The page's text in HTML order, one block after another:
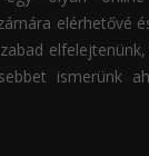
elérhetővé
ismerünk